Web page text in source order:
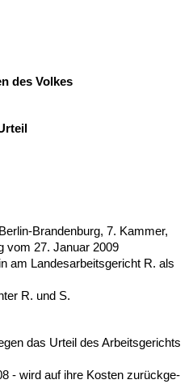
des Vol­kes
Bran­den­burg, 7. Kam­mer,
vom 27. Ja­nu­ar 2009
am Lan­des­ar­beits­ge­richt R. als
R. und S.
das Ur­teil des Ar­beits­ge­richts
- wird auf ih­re Kos­ten zurück­ge­